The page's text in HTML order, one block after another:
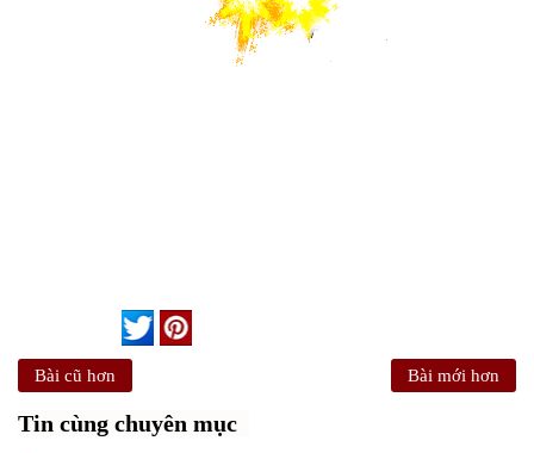
Bài cũ hơn Bài mới hơn
Tin cùng chuyên mục